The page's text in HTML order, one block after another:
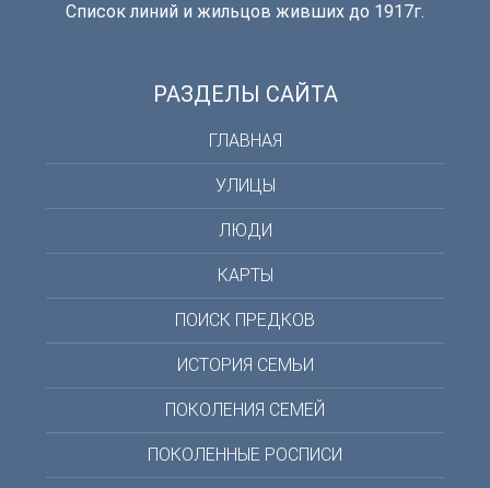
Список линий и жильцов живших до 1917г.
РАЗДЕЛЫ САЙТА
ГЛАВНАЯ
УЛИЦЫ
ЛЮДИ
КАРТЫ
ПОИСК ПРЕДКОВ
ИСТОРИЯ СЕМЬИ
ПОКОЛЕНИЯ СЕМЕЙ
ПОКОЛЕННЫЕ РОСПИСИ